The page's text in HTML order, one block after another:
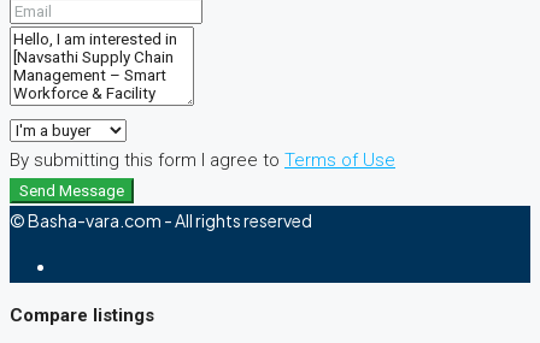
By submitting this form I agree to Terms of Use
Send Message
© Basha-vara.com - All rights reserved
Compare listings